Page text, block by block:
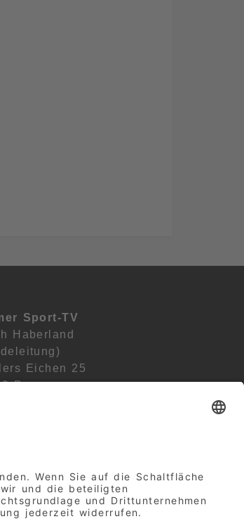
Sport-TV
Haberland
Eichen 25
Bremen
Facebook
Instagram